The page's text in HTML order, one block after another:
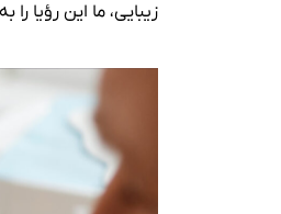
زیبایی، ما این رؤیا